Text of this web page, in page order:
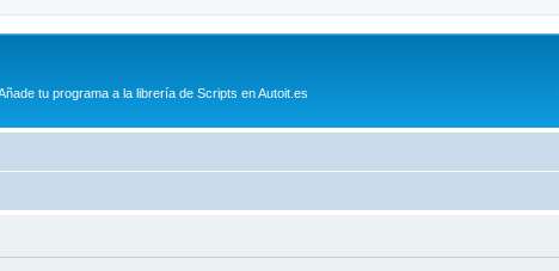
tu programa a la librería de Scripts en Autoit.es